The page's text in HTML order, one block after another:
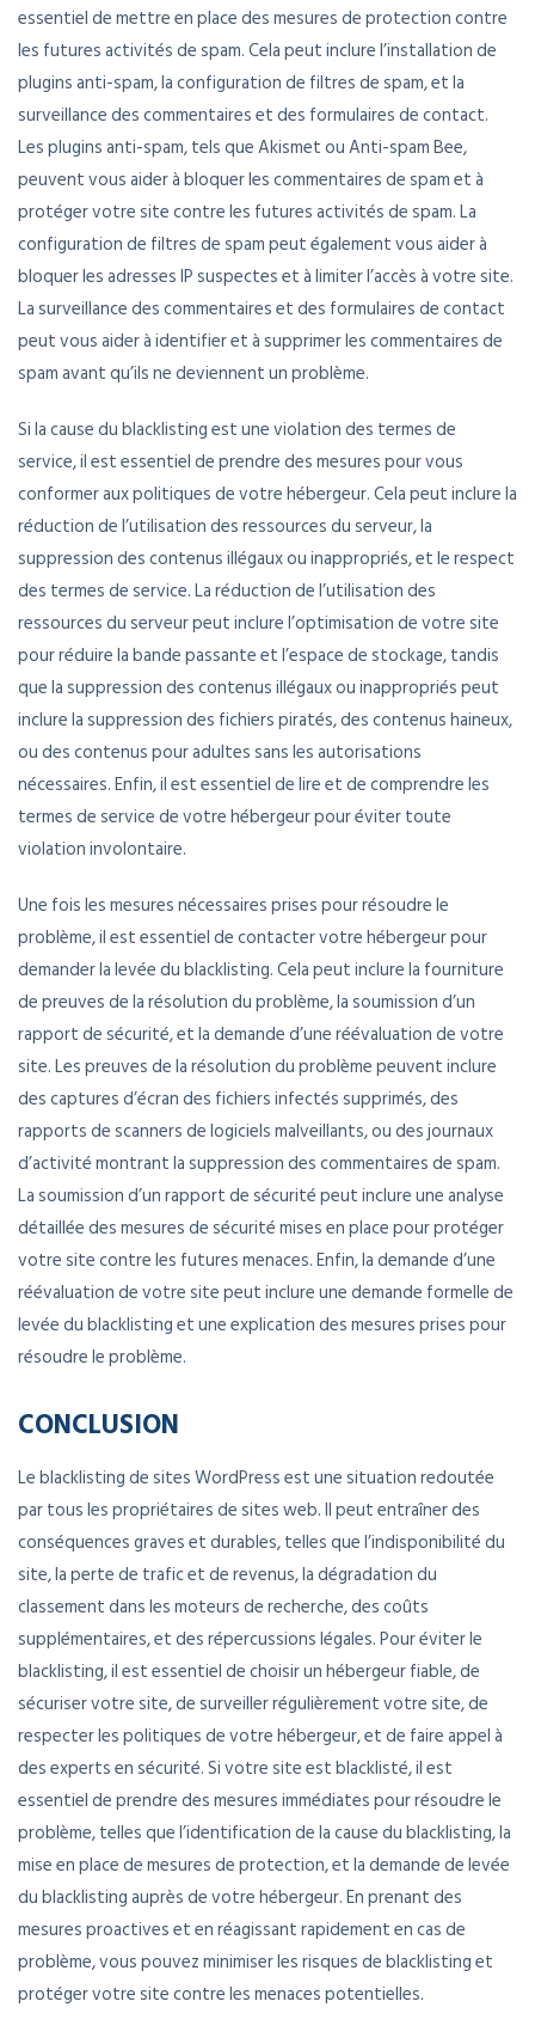
essentiel de mettre en place des mesures de protection contre
les futures activités de spam. Cela peut inclure l’installation de
plugins anti-spam, la configuration de filtres de spam, et la
surveillance des commentaires et des formulaires de contact.
Les plugins anti-spam, tels que Akismet ou Anti-spam Bee,
peuvent vous aider à bloquer les commentaires de spam et à
protéger votre site contre les futures activités de spam. La
configuration de filtres de spam peut également vous aider à
bloquer les adresses IP suspectes et à limiter l’accès à votre site.
La surveillance des commentaires et des formulaires de contact
peut vous aider à identifier et à supprimer les commentaires de
spam avant qu’ils ne deviennent un problème.
Si la cause du blacklisting est une violation des termes de
service, il est essentiel de prendre des mesures pour vous
conformer aux politiques de votre hébergeur. Cela peut inclure la
réduction de l’utilisation des ressources du serveur, la
suppression des contenus illégaux ou inappropriés, et le respect
des termes de service. La réduction de l’utilisation des
ressources du serveur peut inclure l’optimisation de votre site
pour réduire la bande passante et l’espace de stockage, tandis
que la suppression des contenus illégaux ou inappropriés peut
inclure la suppression des fichiers piratés, des contenus haineux,
ou des contenus pour adultes sans les autorisations
nécessaires. Enfin, il est essentiel de lire et de comprendre les
termes de service de votre hébergeur pour éviter toute
violation involontaire.
Une fois les mesures nécessaires prises pour résoudre le
problème, il est essentiel de contacter votre hébergeur pour
demander la levée du blacklisting. Cela peut inclure la fourniture
de preuves de la résolution du problème, la soumission d’un
rapport de sécurité, et la demande d’une réévaluation de votre
site. Les preuves de la résolution du problème peuvent inclure
des captures d’écran des fichiers infectés supprimés, des
rapports de scanners de logiciels malveillants, ou des journaux
d’activité montrant la suppression des commentaires de spam.
La soumission d’un rapport de sécurité peut inclure une analyse
détaillée des mesures de sécurité mises en place pour protéger
votre site contre les futures menaces. Enfin, la demande d’une
réévaluation de votre site peut inclure une demande formelle de
levée du blacklisting et une explication des mesures prises pour
résoudre le problème.
CONCLUSION
Le blacklisting de sites WordPress est une situation redoutée
par tous les propriétaires de sites web. Il peut entraîner des
conséquences graves et durables, telles que l’indisponibilité du
site, la perte de trafic et de revenus, la dégradation du
classement dans les moteurs de recherche, des coûts
supplémentaires, et des répercussions légales. Pour éviter le
blacklisting, il est essentiel de choisir un hébergeur fiable, de
sécuriser votre site, de surveiller régulièrement votre site, de
respecter les politiques de votre hébergeur, et de faire appel à
des experts en sécurité. Si votre site est blacklisté, il est
essentiel de prendre des mesures immédiates pour résoudre le
problème, telles que l’identification de la cause du blacklisting, la
mise en place de mesures de protection, et la demande de levée
du blacklisting auprès de votre hébergeur. En prenant des
mesures proactives et en réagissant rapidement en cas de
problème, vous pouvez minimiser les risques de blacklisting et
protéger votre site contre les menaces potentielles.